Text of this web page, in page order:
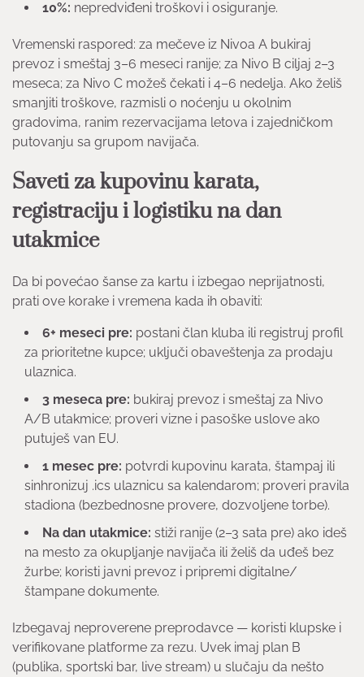
10%: nepredviđeni troškovi i osiguranje.
Vremenski raspored: za mečeve iz Nivoa A bukiraj
prevoz i smeštaj 3–6 meseci ranije; za Nivo B ciljaj 2–3
meseca; za Nivo C možeš čekati i 4–6 nedelja. Ako želiš
smanjiti troškove, razmisli o noćenju u okolnim
gradovima, ranim rezervacijama letova i zajedničkom
putovanju sa grupom navijača.
Saveti za kupovinu karata,
registraciju i logistiku na dan
utakmice
Da bi povećao šanse za kartu i izbegao neprijatnosti,
prati ove korake i vremena kada ih obaviti:
6+ meseci pre: postani član kluba ili registruj profil
za prioritetne kupce; uključi obaveštenja za prodaju
ulaznica.
3 meseca pre: bukiraj prevoz i smeštaj za Nivo
A/B utakmice; proveri vizne i pasoške uslove ako
putuješ van EU.
1 mesec pre: potvrdi kupovinu karata, štampaj ili
sinhronizuj .ics ulaznicu sa kalendarom; proveri pravila
stadiona (bezbednosne provere, dozvoljene torbe).
Na dan utakmice: stiži ranije (2–3 sata pre) ako ideš
na mesto za okupljanje navijača ili želiš da uđeš bez
žurbe; koristi javni prevoz i pripremi digitalne/
štampane dokumente.
Izbegavaj neproverene preprodavce — koristi klupske i
verifikovane platforme za rezu. Uvek imaj plan B
(publika, sportski bar, live stream) u slučaju da nešto